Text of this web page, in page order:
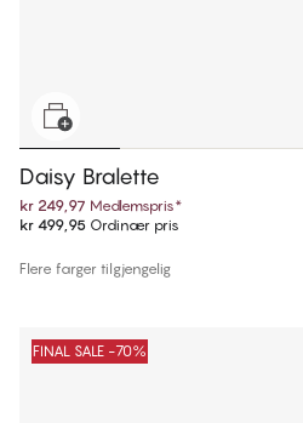
Daisy Bralette
kr 249,97 Medlemspris*
kr 499,95 Ordinær pris
Flere farger tilgjengelig
FINAL SALE -70%